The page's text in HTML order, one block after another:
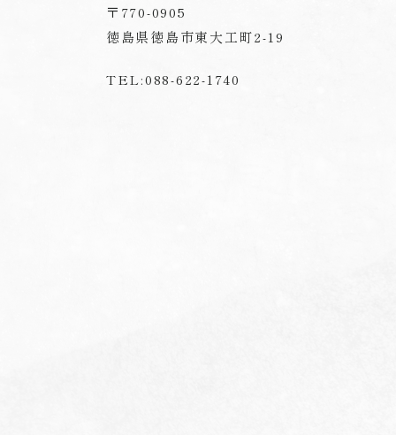
〒770-0905
徳島県徳島市東大工町2-19
TEL:088-622-1740